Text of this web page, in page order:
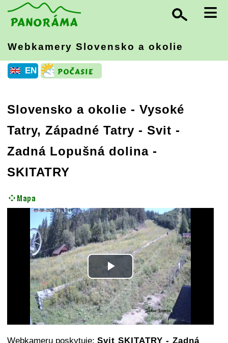
≡
Webkamery Slovensko a okolie
EN
Slovensko a okolie - Vysoké
Tatry, Západné Tatry - Svit -
Zadná Lopušná dolina -
SKITATRY
Play
Video
Webkameru poskytuje: Svit SKITATRY - Zadná